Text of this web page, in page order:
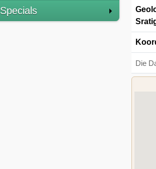
Specials
Die